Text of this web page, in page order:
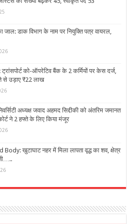
जाल: डाक विभाग के नाम पर नियुक्ति पत्र वायरल,
को-ऑपरेटिव बैंक के 2 कर्मियों पर केस दर्ज,
से उड़ाए ₹22 लाख
अध्यक्ष जवाद अहमद सिद्दीकी को अंतरिम जमानत
ने 2 हफ्ते के लिए किया मंजूर
खुटाघाट नहर में मिला लापता वृद्ध का शव, क्षेत्र